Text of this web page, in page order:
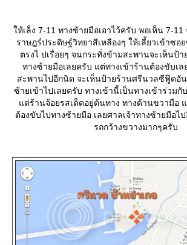
ห้เล็ง 7-11 ทางซ้ายมือเอาไว้ครับ พอเห็น 7-11
ราษฎร์ประดิษฐ์วิทยาสีเหลืองๆ ให้เลี้ยวเข้าซอ
ตรงไ ปเรื่อยๆ จนกระทั่งข้ามสะพานจะเห็นป้
ทางซ้ายมือเลยครับ แต่ทางเข้าร้านต้องขับเ
สะพานไปอีกนิด จะเห็นป้ายร้านศรีนวลซีฟู๊ดอั
ซ้ายเข้าไปเลยครับ ทางเข้านี้เป็นทางเข้าร่วมกั
ต่ร้านจ้อยรสเด็ดอยู่ต้นทาง ทางด้านขวามือ
ต้องขับไปทางซ้ายมือ เลยศาลเจ้าทางซ้ายมือไ
รถกว้างขวางมากๆครับ